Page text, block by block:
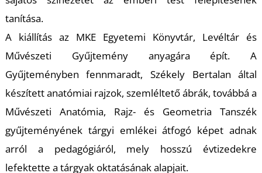
tanítása.
A kiállítás az MKE Egyetemi Könyvtár, Levéltár és
Művészeti Gyűjtemény anyagára épít. A
Gyűjteményben fennmaradt, Székely Bertalan által
készített anatómiai rajzok, szemléltető ábrák, továbbá a
Művészeti Anatómia, Rajz- és Geometria Tanszék
gyűjteményének tárgyi emlékei átfogó képet adnak
arról a pedagógiáról, mely hosszú évtizedekre
lefektette a tárgyak oktatásának alapjait.